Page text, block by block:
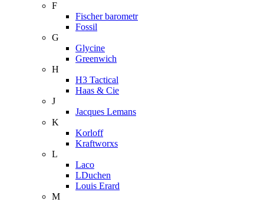
F
Fischer barometr
Fossil
G
Glycine
Greenwich
H
H3 Tactical
Haas & Cie
J
Jacques Lemans
K
Korloff
Kraftworxs
L
Laco
LDuchen
Louis Erard
M